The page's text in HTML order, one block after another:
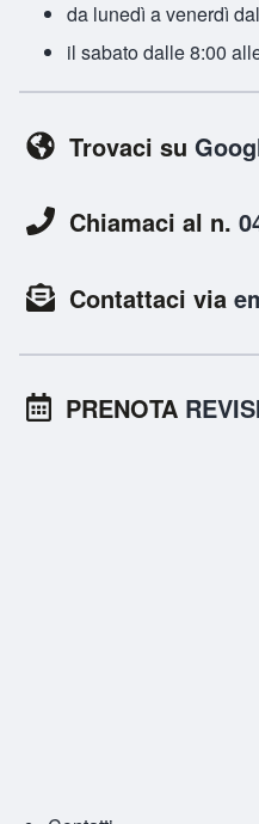
da lunedì a venerdì
il sabato dalle 8:00
Trovaci su
Chiamaci al n.
Contattaci via
PRENOTA